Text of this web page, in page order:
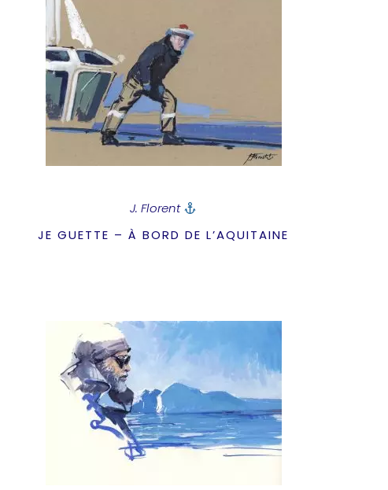
J. Florent
JE GUETTE – À BORD DE L’AQUITAINE